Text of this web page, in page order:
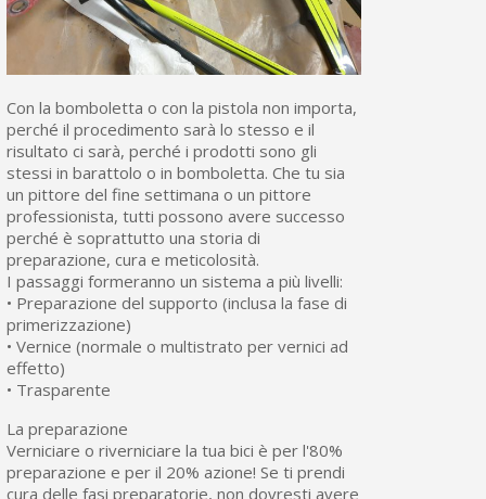
Con la bomboletta o con la pistola non importa,
perché il procedimento sarà lo stesso e il
risultato ci sarà, perché i prodotti sono gli
stessi in barattolo o in bomboletta. Che tu sia
un pittore del fine settimana o un pittore
professionista, tutti possono avere successo
perché è soprattutto una storia di
preparazione, cura e meticolosità.
I passaggi formeranno un sistema a più livelli:
• Preparazione del supporto (inclusa la fase di
primerizzazione)
• Vernice (normale o multistrato per vernici ad
effetto)
• Trasparente
La preparazione
Verniciare o riverniciare la tua bici è per l'80%
preparazione e per il 20% azione! Se ti prendi
cura delle fasi preparatorie, non dovresti avere